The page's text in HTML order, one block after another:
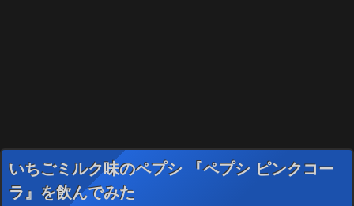
いちごミルク味のペプシ 『ペプシ ピンクコー
ラ』を飲んでみた